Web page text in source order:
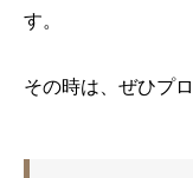
す。
その時は、ぜひプ